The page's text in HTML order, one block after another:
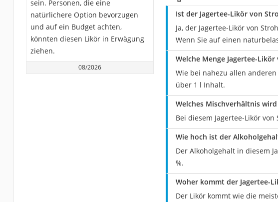
sein. Personen, die eine
natürlichere Option bevorzugen
und auf ein Budget achten,
könnten diesen Likör in Erwägung
ziehen.
08/2026
Ist der Jagertee-Likör von
Ja, der Jagertee-Likör von
Wenn Sie auf einen
Welche Menge Jagertee-
Wie bei nahezu allen
über 1 l Inhalt.
Welches Mischverhältnis
Bei diesem Jagertee-Likör
Wie hoch ist der
Der Alkoholgehalt in diesem
%.
Woher kommt der Jagertee-
Der Likör kommt wie die